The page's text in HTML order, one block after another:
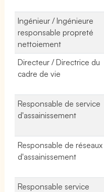
Ingénieur / Ingénieure
responsable propreté
nettoiement
Directeur / Directrice du
cadre de vie
Responsable de service
d'assainissement
Responsable de réseaux
d'assainissement
Responsable service